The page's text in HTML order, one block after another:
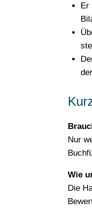
Er
Nur
Wie
Die